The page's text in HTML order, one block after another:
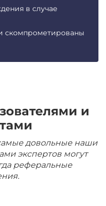
в случае
скомпрометированы
и
довольные наши
экспертов могут
реферальные